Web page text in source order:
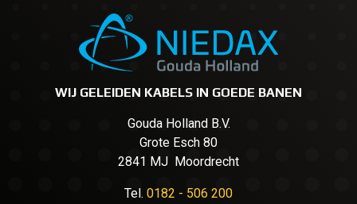
WIJ GELEIDEN KABELS IN GOEDE BANEN
Gouda Holland B.V.
Grote Esch 80
2841 MJ Moordrecht
Tel. 0182 - 506 200